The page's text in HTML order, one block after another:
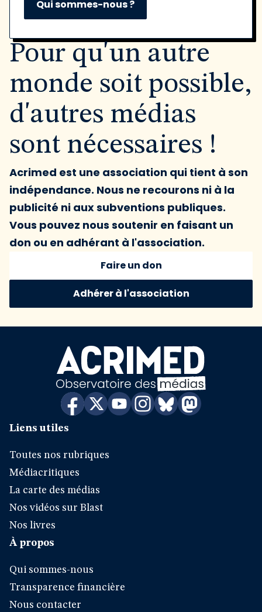
Qui sommes-nous ?
Pour qu'un autre
monde soit possible,
d'autres médias
sont nécessaires !
Acrimed est une association qui tient à son
indépendance. Nous ne recourons ni à la
publicité ni aux subventions publiques.
Vous pouvez nous soutenir en faisant un
don ou en adhérant à l'association.
Faire un don
Adhérer à l'association
Liens utiles
Toutes nos rubriques
Médiacritiques
La carte des médias
Nos vidéos sur Blast
Nos livres
À propos
Qui sommes-nous
Transparence financière
Nous contacter